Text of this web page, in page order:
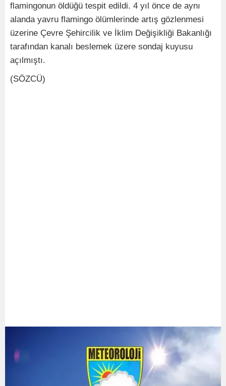
flamingonun öldüğü tespit edildi. 4 yıl önce de aynı
alanda yavru flamingo ölümlerinde artış gözlenmesi
üzerine Çevre Şehircilik ve İklim Değişikliği Bakanlığı
tarafından kanalı beslemek üzere sondaj kuyusu
açılmıştı.
(SÖZCÜ)